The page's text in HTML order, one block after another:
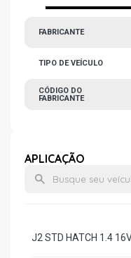
FABRICANTE
TIPO DE VEÍCULO
CÓDIGO DO
FABRICANTE
APLICAÇÃO
J2 STD HATCH 1.4